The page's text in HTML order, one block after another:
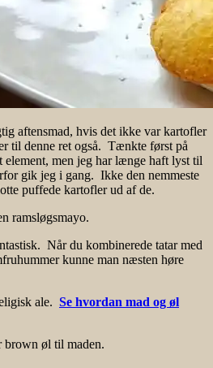
aftensmad, hvis det ikke var kartofler
til denne ret også. Tænkte først på
element, men jeg har længe haft lyst til
gik jeg i gang. Ikke den nemmeste
puffede kartofler ud af de.
ramsløgsmayo.
Når du kombinerede tatar med
kunne man næsten høre
ale. Se hvordan mad og øl
brown øl til maden.